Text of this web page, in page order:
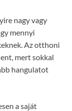
nagy vagy
mennyi
Az otthoni
mert sokkal
hangulatot
a saját